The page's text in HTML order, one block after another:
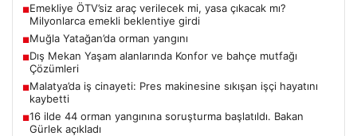
■Emekliye ÖTV’siz araç verilecek mi, yasa çıkacak mı?
Milyonlarca emekli beklentiye girdi
■Muğla Yatağan’da orman yangını
■Dış Mekan Yaşam alanlarında Konfor ve bahçe mutfağı
Çözümleri
■Malatya’da iş cinayeti: Pres makinesine sıkışan işçi hayatını
kaybetti
■16 ilde 44 orman yangınına soruşturma başlatıldı. Bakan
Gürlek açıkladı